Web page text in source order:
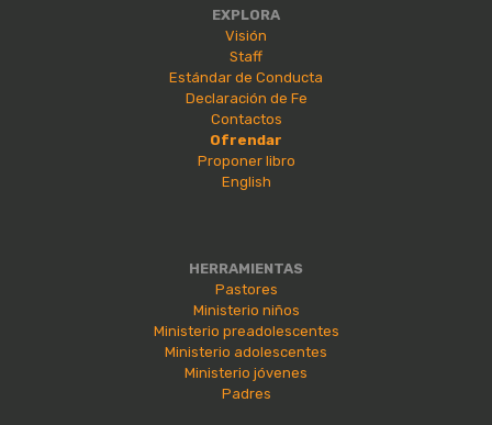
EXPLORA
Visión
Staff
Estándar de Conducta
Declaración de Fe
Contactos
Ofrendar
Proponer libro
English
HERRAMIENTAS
Pastores
Ministerio niños
Ministerio preadolescentes
Ministerio adolescentes
Ministerio jóvenes
Padres